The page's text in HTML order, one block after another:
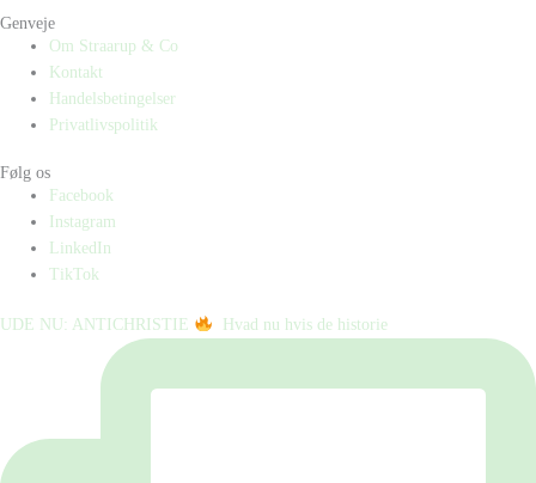
Genveje
Om Straarup & Co
Kontakt
Handelsbetingelser
Privatlivspolitik
Følg os
Facebook
Instagram
LinkedIn
TikTok
UDE NU: ANTICHRISTIE ⁠ ⁠ Hvad nu hvis de historie